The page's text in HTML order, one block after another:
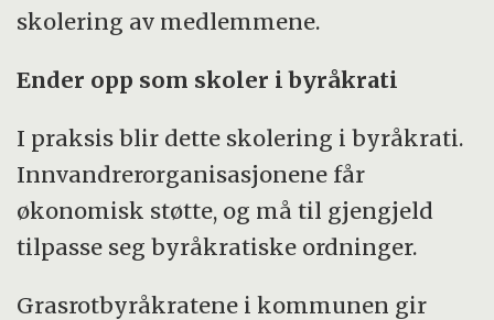
skolering av medlemmene.
Ender opp som skoler i byråkrati
I praksis blir dette skolering i byråkrati.
Innvandrerorganisasjonene får
økonomisk støtte, og må til gjengjeld
tilpasse seg byråkratiske ordninger.
Grasrotbyråkratene i kommunen gir